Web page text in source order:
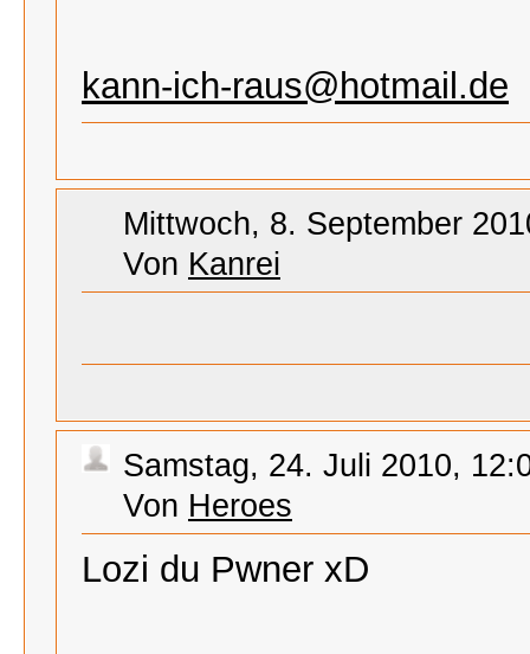
kann-ich-raus@hotmail.de
Mittwoch, 8. September
Von Kanrei
Samstag, 24. Juli 2010,
Von Heroes
Lozi du Pwner xD